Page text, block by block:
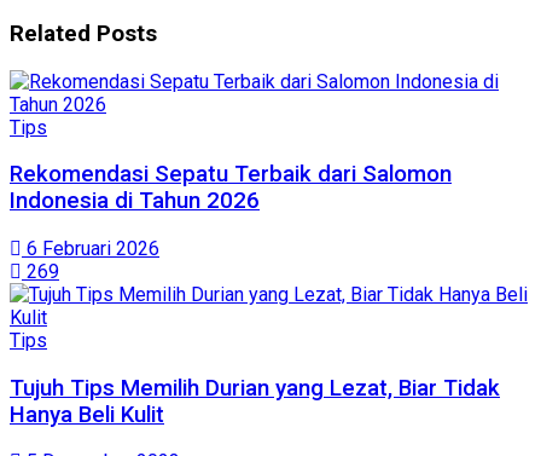
Related Posts
Tips
Rekomendasi Sepatu Terbaik dari Salomon
Indonesia di Tahun 2026
6 Februari 2026
269
Tips
Tujuh Tips Memilih Durian yang Lezat, Biar Tidak
Hanya Beli Kulit